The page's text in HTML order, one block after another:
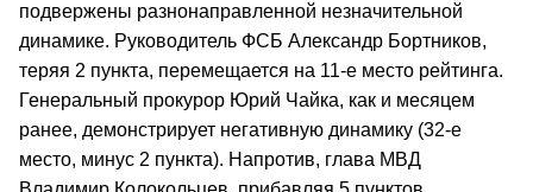
подвержены разнонаправленной незначительной
динамике. Руководитель ФСБ Александр Бортников,
теряя 2 пункта, перемещается на 11-е место рейтинга.
Генеральный прокурор Юрий Чайка, как и месяцем
ранее, демонстрирует негативную динамику (32-е
место, минус 2 пункта). Напротив, глава МВД